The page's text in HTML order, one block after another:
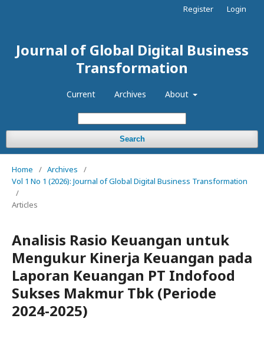
Journal of Global Digital Business
Transformation
Current Archives About
Search
Register Login
Home / Archives
/
Vol 1 No 1 (2026): Journal of Global Digital Business Transformation
/
Articles
Analisis Rasio Keuangan untuk
Mengukur Kinerja Keuangan pada
Laporan Keuangan PT Indofood
Sukses Makmur Tbk (Periode
2024-2025)